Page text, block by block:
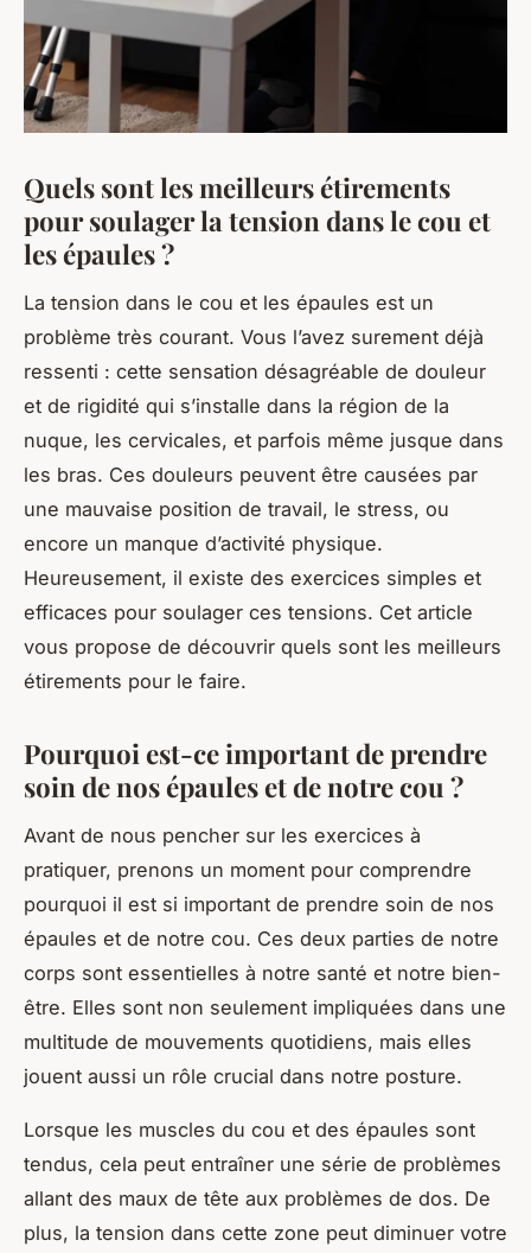
Quels sont les meilleurs étirements
pour soulager la tension dans le cou et
les épaules ?
La tension dans le cou et les épaules est un
problème très courant. Vous l’avez surement déjà
ressenti : cette sensation désagréable de douleur
et de rigidité qui s’installe dans la région de la
nuque, les cervicales, et parfois même jusque dans
les bras. Ces douleurs peuvent être causées par
une mauvaise position de travail, le stress, ou
encore un manque d’activité physique.
Heureusement, il existe des exercices simples et
efficaces pour soulager ces tensions. Cet article
vous propose de découvrir quels sont les meilleurs
étirements pour le faire.
Pourquoi est-ce important de prendre
soin de nos épaules et de notre cou ?
Avant de nous pencher sur les exercices à
pratiquer, prenons un moment pour comprendre
pourquoi il est si important de prendre soin de nos
épaules et de notre cou. Ces deux parties de notre
corps sont essentielles à notre santé et notre bien-
être. Elles sont non seulement impliquées dans une
multitude de mouvements quotidiens, mais elles
jouent aussi un rôle crucial dans notre posture.
Lorsque les muscles du cou et des épaules sont
tendus, cela peut entraîner une série de problèmes
allant des maux de tête aux problèmes de dos. De
plus, la tension dans cette zone peut diminuer votre